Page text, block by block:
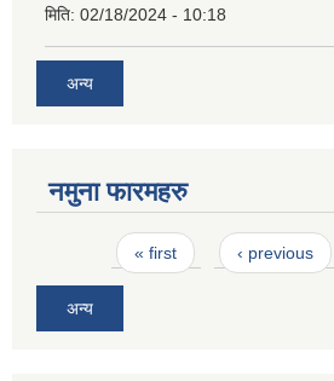
मिति: 02/18/2024 - 10:18
अन्य
नमुना फारमहरु
Pages« first ‹ previous
अन्य